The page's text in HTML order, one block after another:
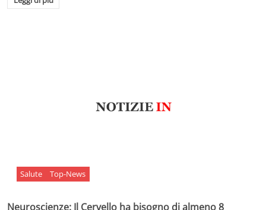
Salute Top-News
Neuroscienze: Il Cervello ha bisogno di almeno 8